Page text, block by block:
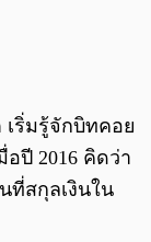
ริ่มรู้จักบิทคอย
อปี 2016 คิดว่า
ที่สกุลเงินใน